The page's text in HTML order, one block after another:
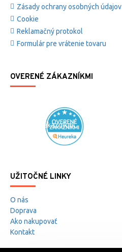
Zásady ochrany osobných údajov
Cookie
Reklamačný protokol
Formulár pre vrátenie tovaru
OVERENÉ ZÁKAZNÍKMI
Overené zákazníkmi
UŽITOČNÉ LINKY
O nás
Doprava
Ako nakupovať
Kontakt